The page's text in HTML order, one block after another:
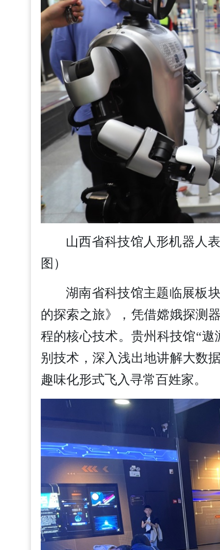
山西省科技馆人形机器人
图）
湖南省科技馆主题临展板
的探索之旅》，凭借嫦娥探测
程的核心技术。贵州科技馆“
别技术，深入浅出地讲解大数
趣味化形式飞入寻常百姓家。